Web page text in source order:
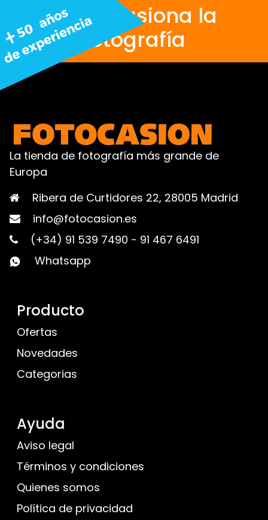
Nos apasiona la
fotografía
La tienda de fotografía más grande de
Europa
Ribera de Curtidores 22, 28005 Madrid
info@fotocasion.es
(+34) 91 539 7490 - 91 467 6491
Whatsapp
Producto
Ofertas
Novedades
Categorias
Ayuda
Aviso legal
Términos y condiciones
Quienes somos
Política de privacidad